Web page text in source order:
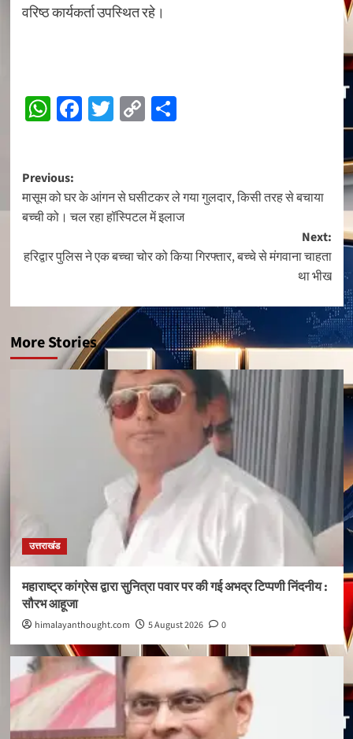
वरिष्ठ कार्यकर्ता उपस्थित रहे।
WhatsApp
Facebook
Twitter
CopyShare
Post
navigation
Previous:
मासूम को घर के आंगन से घसीटकर ले गया गुलदार, किसी तरह से बचाया
बच्ची को। चल रहा हॉस्पिटल में इलाज
Next:
हरिद्वार पुलिस ने एक बच्चा चोर को किया गिरफ्तार, बच्चे से मंगवाना चाहता
था भीख
More Stories
उत्तराखंड
महाराष्ट्र कांग्रेस द्वारा सुनित्रा पवार पर की गई अभद्र टिप्पणी निंदनीय :
सौरभ आहूजा
himalayanthought.com 5 August 2026 0